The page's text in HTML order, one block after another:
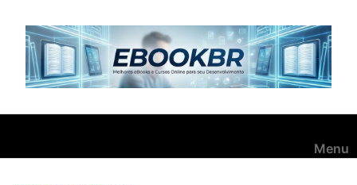
para
conteúdo
Menu